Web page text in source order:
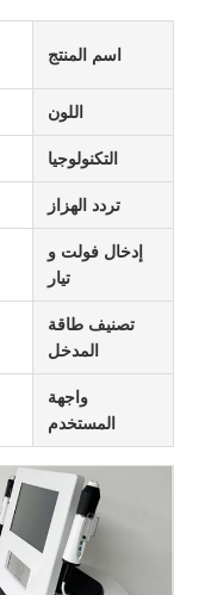
اسم المنتج
اللون
التكنولوجيا
تردد الهزاز
إدخال فولت و
تيار
تصنيف طاقة
المدخل
واجهة
المستخدم